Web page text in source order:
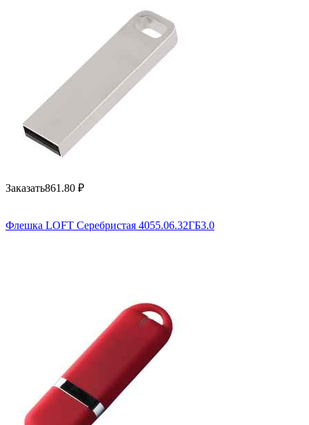
Заказать861.80 ₽
Флешка LOFT Серебристая 4055.06.32ГБ3.0